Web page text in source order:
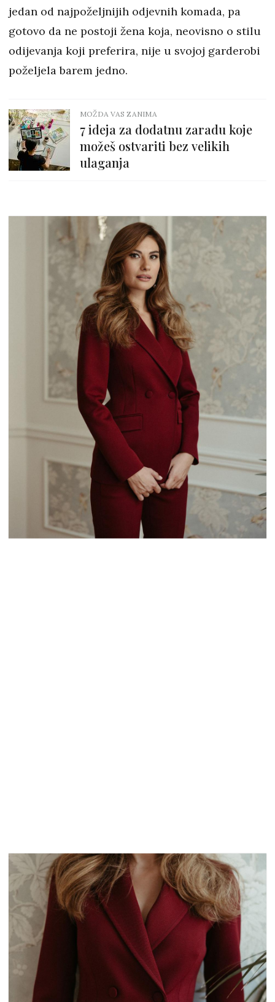
jedan od najpoželjnijih odjevnih komada, pa
gotovo da ne postoji žena koja, neovisno o stilu
odijevanja koji preferira, nije u svojoj garderobi
poželjela barem jedno.
MOŽDA VAS ZANIMA
7 ideja za dodatnu zaradu koje
možeš ostvariti bez velikih
ulaganja